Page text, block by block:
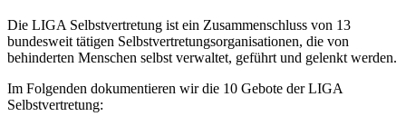
Die LIGA Selbstvertretung ist ein Zusammenschluss von 13
bundesweit tätigen Selbstvertretungsorganisationen, die von
behinderten Menschen selbst verwaltet, geführt und gelenkt werden.
Im Folgenden dokumentieren wir die 10 Gebote der LIGA
Selbstvertretung: